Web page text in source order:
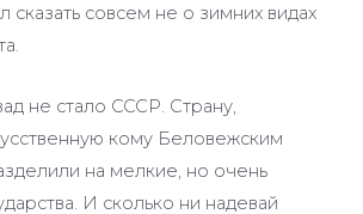
сказать совсем не о зимних видах
не стало СССР. Страну,
кому Беловежским
на мелкие, но очень
И сколько ни надевай